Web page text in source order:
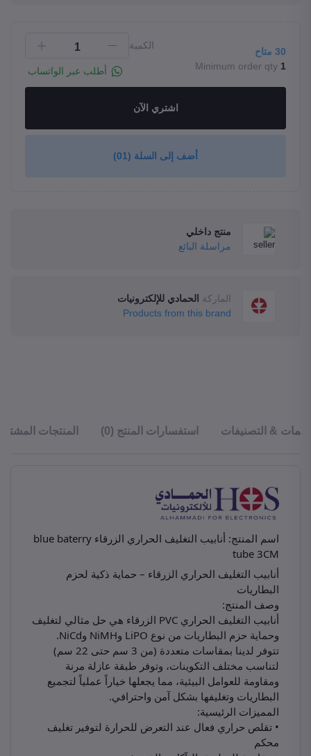
30 متاح
Minimum order qty 1
الكمية
أطلب عبر الواتساب
اشتري الآن
أضف إلى السلة (01)
منتج داخلي
مراسلة البائع
الماركة الحمادي للإلكترونيات
Products from this brand
& التصنيفات استفسارات المنتج (0) المنتجات
اسم المنتج: أنابيب التغليف الحراري الزرقاء blue baterry
tube 3CM
أنابيب التغليف الحراري الزرقاء – حماية ذكية لحزم
البطاريات
وصف المنتج:
أنابيب التغليف الحراري PVC الزرقاء هي حل مثالي لتغليف
وحماية حزم البطاريات من نوع LiPO وNiMH وNiCd.
تتوفر لدينا بمقاسات متعددة (من 3 سم حتى 22 سم)
لتناسب مختلف التكوينات، وتوفر طبقة عازلة مرنة
ومقاومة للعوامل البيئية، مما يجعلها خياراً عملياً لتجميع
البطاريات وتغليفها بشكل آمن واحترافي.
المميزات الرئيسية:
• تقلص حراري فعال عند التعرض للحرارة لتوفير تغليف
محكم